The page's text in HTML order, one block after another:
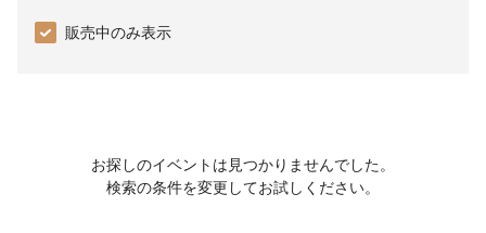
販売中のみ表示
お探しのイベントは見つかりませんでした。
検索の条件を変更してお試しください。